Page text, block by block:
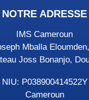
NOTRE ADRESSE
IMS Cameroun
Mballa
Joss Bonanjo,
NIU: P038900414522Y
Cameroun